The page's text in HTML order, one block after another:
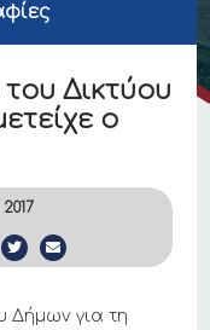
Δικτύου
ο
Δήμων για τη